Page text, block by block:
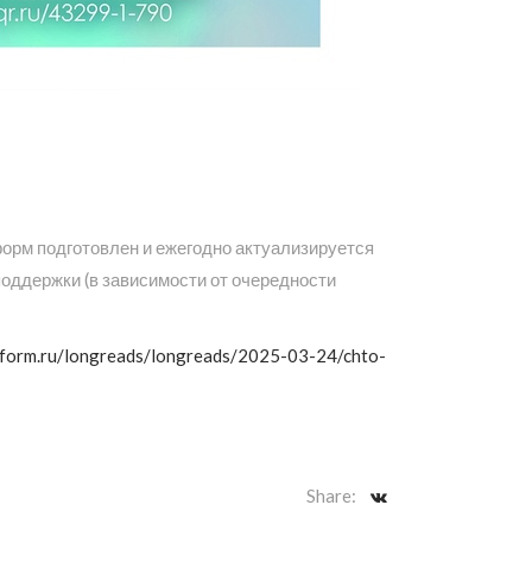
подготовлен и ежегодно актуализируется
(в зависимости от очередности
longreads/longreads/2025-03-24/chto-
Share: